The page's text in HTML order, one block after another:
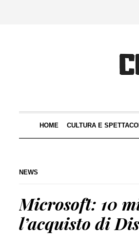
HOME CULTURA E
NEWS
Microsoft: 10
l’acquisto di